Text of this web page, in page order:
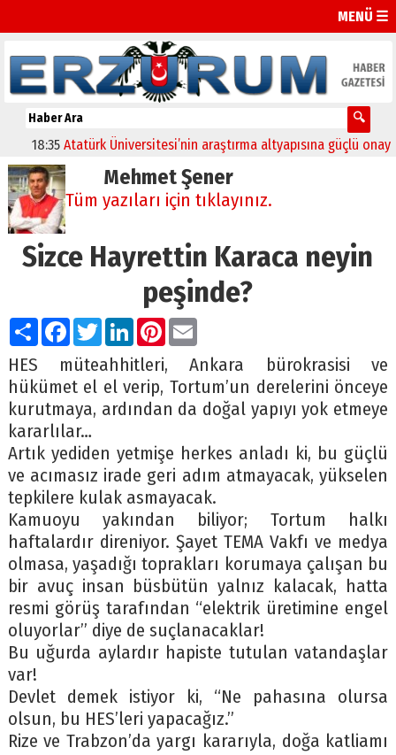
MENÜ ☰
Atatürk Üniversitesi’nin araştırma altyapısına güçlü onay
Mehmet Şener
Tüm yazıları için tıklayınız.
Sizce Hayrettin Karaca neyin
peşinde?
PaylaşFacebook
TwitterLinkedIn
Pinterest
Email
HES müteahhitleri, Ankara bürokrasisi ve
hükümet el el verip, Tortum’un derelerini önceye
kurutmaya, ardından da doğal yapıyı yok etmeye
kararlılar…
Artık yediden yetmişe herkes anladı ki, bu güçlü
ve acımasız irade geri adım atmayacak, yükselen
tepkilere kulak asmayacak.
Kamuoyu yakından biliyor; Tortum halkı
haftalardır direniyor. Şayet TEMA Vakfı ve medya
olmasa, yaşadığı toprakları korumaya çalışan bu
bir avuç insan büsbütün yalnız kalacak, hatta
resmi görüş tarafından “elektrik üretimine engel
oluyorlar” diye de suçlanacaklar!
Bu uğurda aylardır hapiste tutulan vatandaşlar
var!
Devlet demek istiyor ki, “Ne pahasına olursa
olsun, bu HES’leri yapacağız.”
Rize ve Trabzon’da yargı kararıyla, doğa katliamı